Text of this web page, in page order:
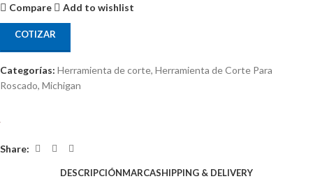
Compare Add to wishlist
COTIZAR
Categorías: Herramienta de corte, Herramienta de Corte Para
Roscado, Michigan
Share:
DESCRIPCIÓNMARCASHIPPING & DELIVERY